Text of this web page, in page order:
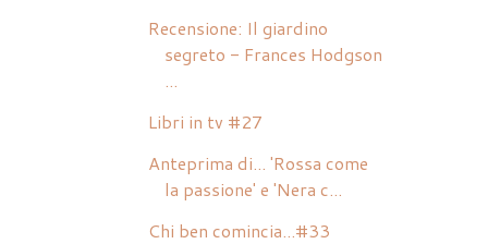
Recensione: Il giardino
segreto - Frances Hodgson
...
Libri in tv #27
Anteprima di... 'Rossa come
la passione' e 'Nera c...
Chi ben comincia...#33